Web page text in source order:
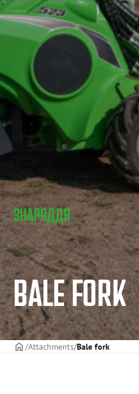
ЗНАРЯДДЯ
BALE FORK
ГОЛОВНА СТОРІНКА
Attachments Bale fork